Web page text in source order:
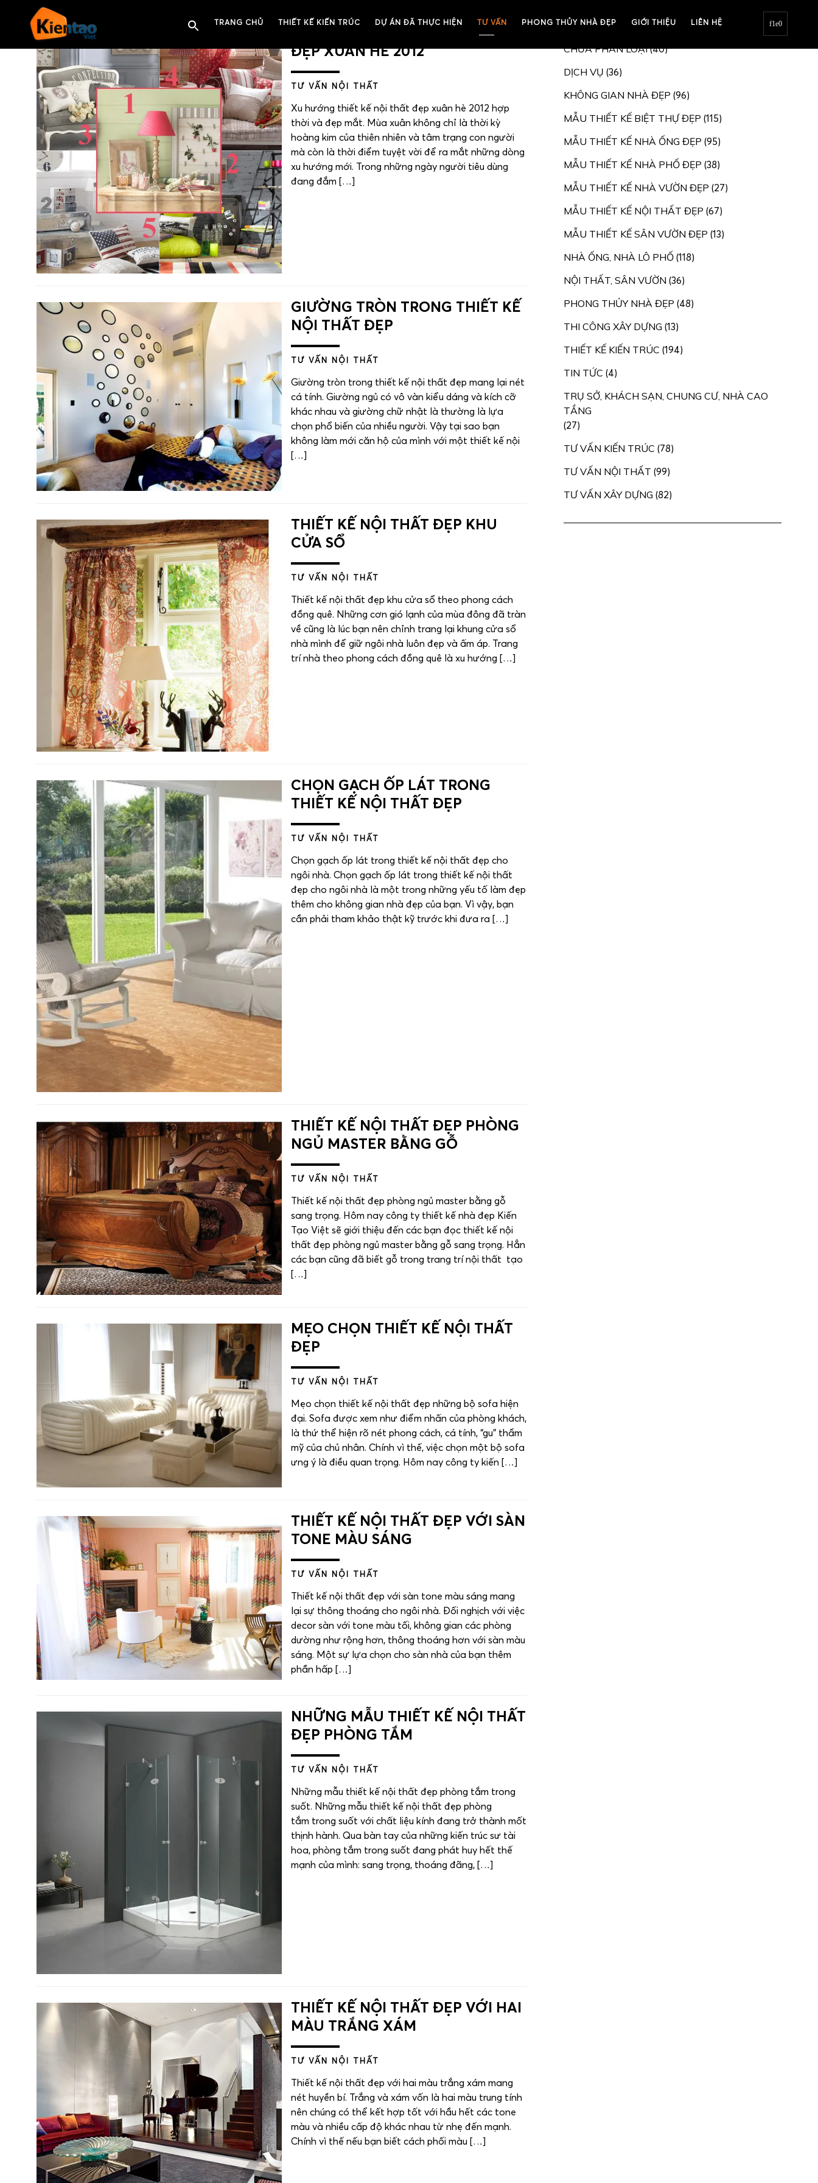
TRANG CHỦ THIẾT KẾ KIẾN TRÚC DỰ ÁN ĐÃ THỰC HIỆN TƯ VẤN PHONG THỦY NHÀ ĐẸP GIỚI THIỆU LIÊN HỆ
XU HƯỚNG THIẾT KẾ NỘI THẤT
ĐẸP XUÂN HÈ 2012
TƯ VẤN NỘI THẤT
Xu hướng thiết kế nội thất đẹp xuân hè 2012 hợp
thời và đẹp mắt. Mùa xuân không chỉ là thời kỳ
hoàng kim của thiên nhiên và tâm trạng con người
mà còn là thời điểm tuyệt vời để ra mắt những dòng
xu hướng mới. Trong những ngày người tiêu dùng
đang đắm […]
GIƯỜNG TRÒN TRONG THIẾT KẾ
NỘI THẤT ĐẸP
TƯ VẤN NỘI THẤT
Giường tròn trong thiết kế nội thất đẹp mang lại nét
cá tính. Giường ngủ có vô vàn kiểu dáng và kích cỡ
khác nhau và giường chữ nhật là thường là lựa
chọn phổ biến của nhiều người. Vậy tại sao bạn
không làm mới căn hộ của mình với một thiết kế nội
[…]
THIẾT KẾ NỘI THẤT ĐẸP KHU
CỬA SỔ
TƯ VẤN NỘI THẤT
Thiết kế nội thất đẹp khu cửa sổ theo phong cách
đồng quê. Những cơn gió lạnh của mùa đông đã tràn
về cũng là lúc bạn nên chỉnh trang lại khung cửa sổ
nhà mình để giữ ngôi nhà luôn đẹp và ấm áp. Trang
trí nhà theo phong cách đồng quê là xu hướng […]
CHỌN GẠCH ỐP LÁT TRONG
THIẾT KẾ NỘI THẤT ĐẸP
TƯ VẤN NỘI THẤT
Chọn gạch ốp lát trong thiết kế nội thất đẹp cho
ngôi nhà. Chọn gạch ốp lát trong thiết kế nội thất
đẹp cho ngôi nhà là một trong những yếu tố làm đẹp
thêm cho không gian nhà đẹp của bạn. Vì vậy, bạn
cần phải tham khảo thật kỹ trước khi đưa ra […]
THIẾT KẾ NỘI THẤT ĐẸP PHÒNG
NGỦ MASTER BẰNG GỖ
TƯ VẤN NỘI THẤT
Thiết kế nội thất đẹp phòng ngủ master bằng gỗ
sang trọng. Hôm nay công ty thiết kế nhà đẹp Kiến
Tạo Việt sẽ giới thiệu đến các bạn đọc thiết kế nội
thất đẹp phòng ngủ master bằng gỗ sang trọng. Hẳn
các bạn cũng đã biết gỗ trong trang trí nội thất tạo
[…]
MẸO CHỌN THIẾT KẾ NỘI THẤT
ĐẸP
TƯ VẤN NỘI THẤT
Mẹo chọn thiết kế nội thất đẹp những bộ sofa hiện
đại. Sofa được xem như điểm nhấn của phòng khách,
là thứ thể hiện rõ nét phong cách, cá tính, “gu” thẩm
mỹ của chủ nhân. Chính vì thế, việc chọn một bộ sofa
ưng ý là điều quan trọng. Hôm nay công ty kiến […]
THIẾT KẾ NỘI THẤT ĐẸP VỚI SÀN
TONE MÀU SÁNG
TƯ VẤN NỘI THẤT
Thiết kế nội thất đẹp với sàn tone màu sáng mang
lại sự thông thoáng cho ngôi nhà. Đối nghịch với việc
decor sàn với tone màu tối, không gian các phòng
dường như rộng hơn, thông thoáng hơn với sàn màu
sáng. Một sự lựa chọn cho sàn nhà của bạn thêm
phần hấp […]
NHỮNG MẪU THIẾT KẾ NỘI THẤT
ĐẸP PHÒNG TẮM
TƯ VẤN NỘI THẤT
Những mẫu thiết kế nội thất đẹp phòng tắm trong
suốt. Những mẫu thiết kế nội thất đẹp phòng
tắm trong suốt với chất liệu kính đang trở thành mốt
thịnh hành. Qua bàn tay của những kiến trúc sư tài
hoa, phòng tắm trong suốt đang phát huy hết thế
mạnh của mình: sang trọng, thoáng đãng, […]
THIẾT KẾ NỘI THẤT ĐẸP VỚI HAI
MÀU TRẮNG XÁM
TƯ VẤN NỘI THẤT
Thiết kế nội thất đẹp với hai màu trắng xám mang
nét huyền bí. Trắng và xám vốn là hai màu trung tính
nên chúng có thể kết hợp tốt với hầu hết các tone
màu và nhiều cấp độ khác nhau từ nhẹ đến mạnh.
Chính vì thế nếu bạn biết cách phối màu […]
BIỆT THỰ, NHÀ VƯỜN(207)
CHƯA PHÂN LOẠI(40)
DỊCH VỤ (36)
KHÔNG GIAN NHÀ ĐẸP (96)
MẪU THIẾT KẾ BIỆT THỰ ĐẸP (115)
MẪU THIẾT KẾ NHÀ ỐNG ĐẸP (95)
MẪU THIẾT KẾ NHÀ PHỐ ĐẸP (38)
MẪU THIẾT KẾ NHÀ VƯỜN ĐẸP (27)
MẪU THIẾT KẾ NỘI THẤT ĐẸP (67)
MẪU THIẾT KẾ SÂN VƯỜN ĐẸP (13)
NHÀ ỐNG, NHÀ LÔ PHỐ (118)
NỘI THẤT, SÂN VƯỜN (36)
PHONG THỦY NHÀ ĐẸP (48)
THI CÔNG XÂY DỰNG (13)
THIẾT KẾ KIẾN TRÚC (194)
TIN TỨC (4)
TRỤ SỞ, KHÁCH SẠN, CHUNG CƯ, NHÀ CAO
TẦNG
(27)
TƯ VẤN KIẾN TRÚC (78)
TƯ VẤN NỘI THẤT (99)
TƯ VẤN XÂY DỰNG (82)